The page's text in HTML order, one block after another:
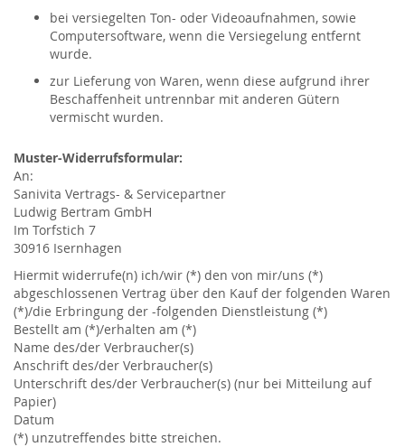
bei versiegelten Ton- oder Videoaufnahmen, sowie
Computersoftware, wenn die Versiegelung entfernt
wurde.
zur Lieferung von Waren, wenn diese aufgrund ihrer
Beschaffenheit untrennbar mit anderen Gütern
vermischt wurden.
Muster-Widerrufsformular:
An:
Sanivita Vertrags- & Servicepartner
Ludwig Bertram GmbH
Im Torfstich 7
30916 Isernhagen
Hiermit widerrufe(n) ich/wir (*) den von mir/uns (*)
abgeschlossenen Vertrag über den Kauf der folgenden Waren
(*)/die Erbringung der -folgenden Dienstleistung (*)
Bestellt am (*)/erhalten am (*)
Name des/der Verbraucher(s)
Anschrift des/der Verbraucher(s)
Unterschrift des/der Verbraucher(s) (nur bei Mitteilung auf
Papier)
Datum
(*) unzutreffendes bitte streichen.